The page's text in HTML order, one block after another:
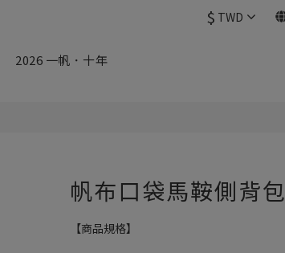
$ TWD
2026 一帆．十年
帆布口袋馬鞍側背包
【商品規格】